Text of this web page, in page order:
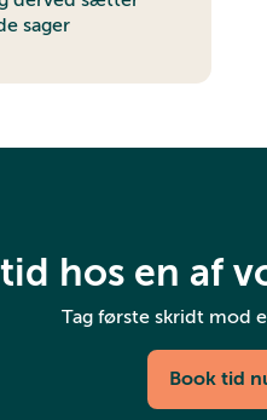
sager
hos en af
Tag første skridt mod
Book tid